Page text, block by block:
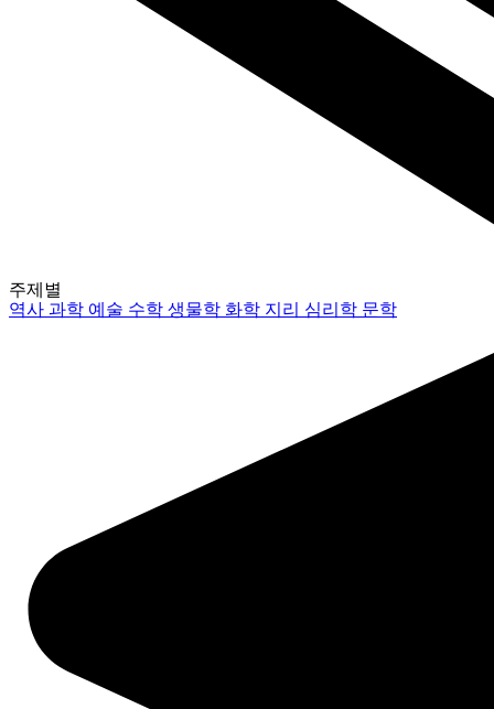
주제별
역사과학 예술 수학생물학 화학 지리 심리학 문학